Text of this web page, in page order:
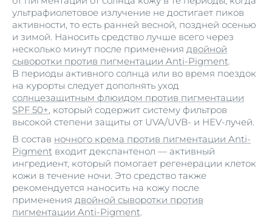
ультрафиолетовое излучение не достигает пиков
активности, то есть ранней весной, поздней осенью
и зимой. Наносить средство лучше всего через
несколько минут после применения двойной
сыворотки против пигментации Anti-Pigment
В периоды активного солнца или во время поездок
на курорты следует дополнять уход
солнцезащитным флюидом против пигментации
SPF 50+ , который содержит систему фильтров
высокой степени защиты от UVA/UVB- и HEV-лучей.
В состав ночного крема против пигментации Anti-
Pigment входит декспантенол — активный
ингредиент, который помогает регенерации клеток
кожи в течение ночи. Это средство также
рекомендуется наносить на кожу после
применения двойной сыворотки против
пигментации Anti-Pigment